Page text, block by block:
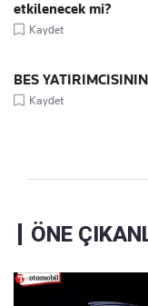
etkilenecek mi?
Kaydet
BES
Kaydet
ÖNE